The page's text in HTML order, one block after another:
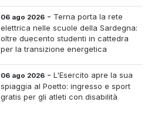
06 ago 2026 - Terna porta la rete
elettrica nelle scuole della Sardegna:
oltre duecento studenti in cattedra
per la transizione energetica
06 ago 2026 -L'Esercito apre la sua
spiaggia al Poetto: ingresso e sport
gratis per gli atleti con disabilità